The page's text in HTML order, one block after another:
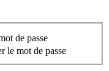
de passe
le mot de passe